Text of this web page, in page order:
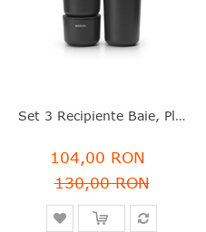
Set 3 Recipiente Baie, Plastic, Negru, 15.2x7.6x11.4 Cm, ReNew, Brabantia - 8710755281303
104,00 RON
130,00 RON